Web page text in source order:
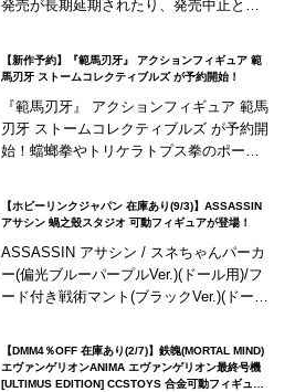
発売が長期延期されたり、発売中止とな
の入荷...
【新作予約】『範馬刃牙』 アクションフィギュア 範
馬刃牙 ストームコレクティブルズ が予約開始！
『範馬刃牙』 アクションフィギュア 範馬
刃牙 ストームコレクティブルズ が予約開
始！蟷螂拳やトリケラトプス拳のポージ
止となる可能...
【ホビーリンクジャパン 在庫あり(9/3)】ASSASSIN
アサシン 蝸之殼スタジオ 可動フィギュアが登場！
ASSASSIN アサシン / スネちゃんパーカ
ー(偏光ブルーパープルVer.)(ドール用)/フ
ード付き戦術マント(ブラックVer.)(ドール
【DMM4％OFF 在庫あり(2/7)】鉄魄(MORTAL MIND)
エヴァンゲリオンANIMA エヴァンゲリオン最終号機
[ULTIMUS EDITION] CCSTOYS 合金可動フィギュア